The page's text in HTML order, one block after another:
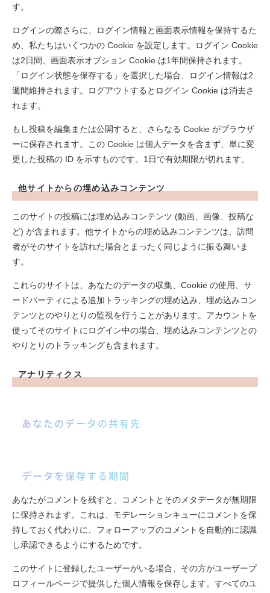
す。
ログインの際さらに、ログイン情報と画面表示情報を保持するた
め、私たちはいくつかの Cookie を設定します。ログイン Cookie
は2日間、画面表示オプション Cookie は1年間保持されます。
「ログイン状態を保存する」を選択した場合、ログイン情報は2
週間維持されます。ログアウトするとログイン Cookie は消去さ
れます。
もし投稿を編集または公開すると、さらなる Cookie がブラウザ
ーに保存されます。この Cookie は個人データを含まず、単に変
更した投稿の ID を示すものです。1日で有効期限が切れます。
他サイトからの埋め込みコンテンツ
このサイトの投稿には埋め込みコンテンツ (動画、画像、投稿な
ど) が含まれます。他サイトからの埋め込みコンテンツは、訪問
者がそのサイトを訪れた場合とまったく同じように振る舞いま
す。
これらのサイトは、あなたのデータの収集、Cookie の使用、サ
ードパーティによる追加トラッキングの埋め込み、埋め込みコン
テンツとのやりとりの監視を行うことがあります。アカウントを
使ってそのサイトにログイン中の場合、埋め込みコンテンツとの
やりとりのトラッキングも含まれます。
アナリティクス
あなたのデータの共有先
データを保存する期間
あなたがコメントを残すと、コメントとそのメタデータが無期限
に保持されます。これは、モデレーションキューにコメントを保
持しておく代わりに、フォローアップのコメントを自動的に認識
し承認できるようにするためです。
このサイトに登録したユーザーがいる場合、その方がユーザープ
ロフィールページで提供した個人情報を保存します。すべてのユ